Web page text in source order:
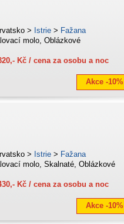
> Istrie > Fažana
molo, Oblázkové
Kč / cena za osobu a noc
Akce -10%
> Istrie > Fažana
molo, Skalnaté, Oblázkové
Kč / cena za osobu a noc
Akce -10%